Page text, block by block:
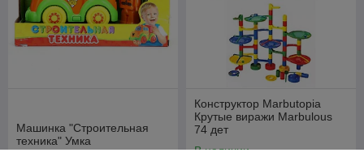
Машинка "Строительная
техника" Умка
Конструктор Marbutopia
Крутые виражи Marbulous
74 дет
В наличии